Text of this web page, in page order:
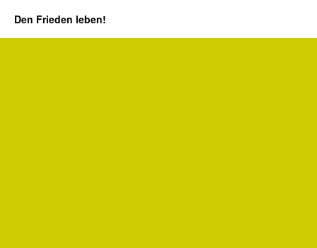
Den Frieden leben!